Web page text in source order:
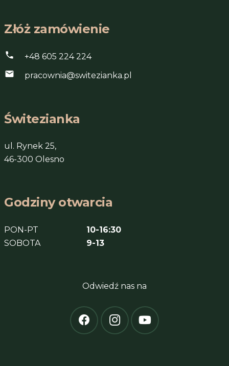
Złóż zamówienie
phone
+48 605 224 224
mail
pracownia@switezianka.pl
Świtezianka
ul. Rynek 25,
46-300 Olesno
Godziny otwarcia
PON-PT
SOBOTA
10-16:30
9-13
Odwiedź nas na